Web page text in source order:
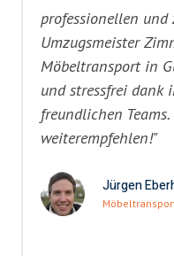
professionellen und
Umzugsmeister
Möbeltransport in
und stressfrei dank
freundlichen
weiterempfehlen!"
Jürgen